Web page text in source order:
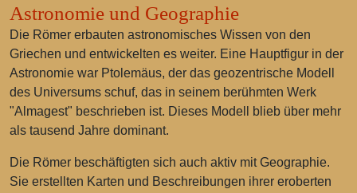
Astronomie und Geographie
Die Römer erbauten astronomisches Wissen von den
Griechen und entwickelten es weiter. Eine Hauptfigur in der
Astronomie war Ptolemäus, der das geozentrische Modell
des Universums schuf, das in seinem berühmten Werk
"Almagest" beschrieben ist. Dieses Modell blieb über mehr
als tausend Jahre dominant.
Die Römer beschäftigten sich auch aktiv mit Geographie.
Sie erstellten Karten und Beschreibungen ihrer eroberten